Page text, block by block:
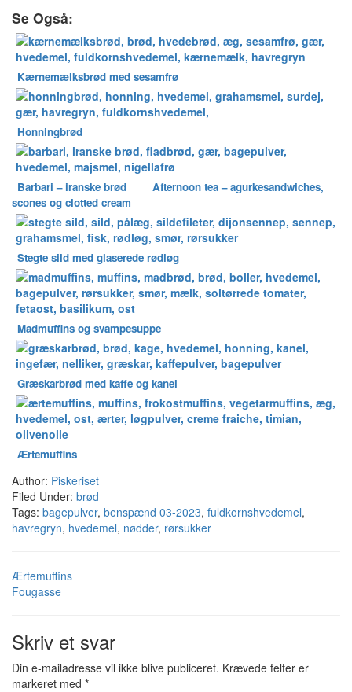
Se Også:
Kærnemælksbrød med sesamfrø
Honningbrød
Barbari – iranske brød
Afternoon tea – agurkesandwiches,
scones og clotted cream
Stegte sild med glaserede rødløg
Madmuffins og svampesuppe
Græskarbrød med kaffe og kanel
Ærtemuffins
Author: Piskeriset
Filed Under: brød
Tags: bagepulver, benspænd 03-2023, fuldkornshvedemel,
havregryn, hvedemel, nødder, rørsukker
Ærtemuffins
Fougasse
Skriv et svar
Din e-mailadresse vil ikke blive publiceret. Krævede felter er
markeret med *